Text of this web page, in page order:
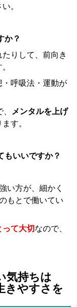
。
か？
りして、前向き
・呼吸法・運動が
メンタルを上げ
す。
もいいですか？
い方が、細かく
もとで働いてい
って大切なので、
気持ちは
きやすさを